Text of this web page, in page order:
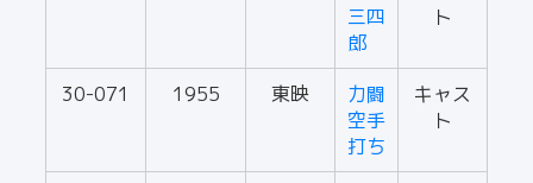
三四
郎
ト
30-071 1955 東映
力闘
空手
打ち
キャス
ト